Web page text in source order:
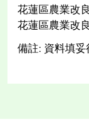
花蓮區農業改
花蓮區農業改
備註: 資料填妥